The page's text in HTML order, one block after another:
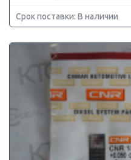
Срок поставки: В наличии